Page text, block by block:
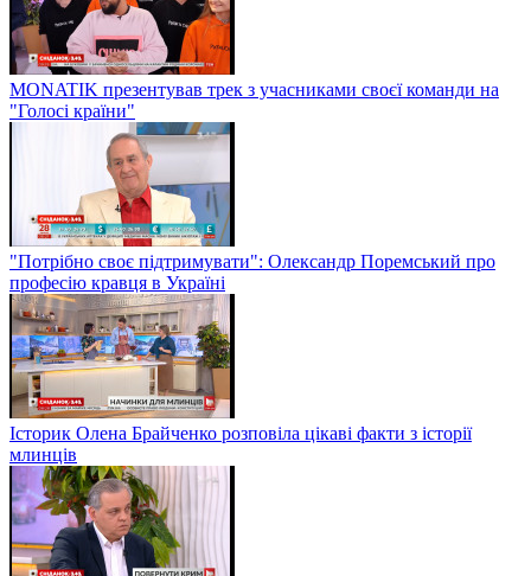
MONATIK презентував трек з учасниками своєї команди на
"Голосі країни"
"Потрібно своє підтримувати": Олександр Поремський про
професію кравця в Україні
Історик Олена Брайченко розповіла цікаві факти з історії
млинців